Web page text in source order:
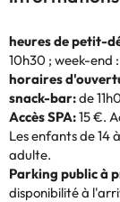
heures de petit-
10h30 ; week-end
horaires
snack-bar:de
Accès SPA:15 €.
Les enfants de 14
adulte.
Parking public à
disponibilité à